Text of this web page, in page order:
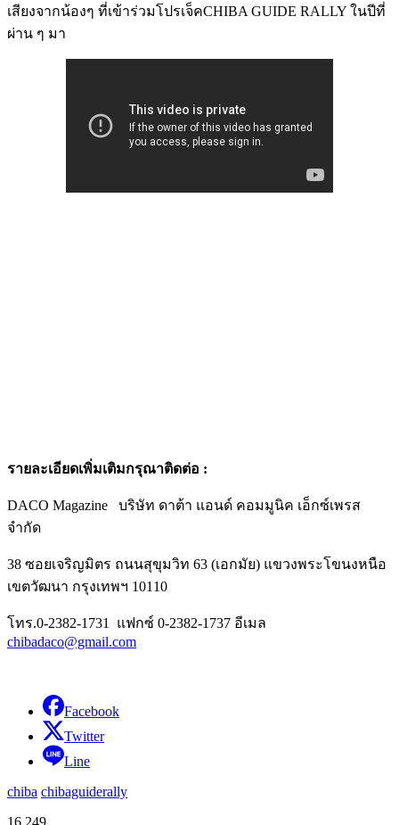
เสียงจากน้องๆ ที่เข้าร่วมโปรเจ็คCHIBA GUIDE RALLY ในปีที่
ผ่าน ๆ มา
รายละเอียดเพิ่มเติมกรุณาติดต่อ :
DACO Magazine บริษัท ดาต้า แอนด์ คอมมูนิค เอ็กซ์เพรส
จำกัด
38 ซอยเจริญมิตร ถนนสุขุมวิท 63 (เอกมัย) แขวงพระโขนงหนือ
เขตวัฒนา กรุงเทพฯ 10110
โทร.0-2382-1731 แฟกซ์ 0-2382-1737 อีเมล
chibadaco@gmail.com
Facebook
Twitter
Line
chiba chibaguiderally
16,249